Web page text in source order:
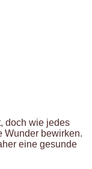
doch wie jedes
Wunder bewirken.
eine gesunde